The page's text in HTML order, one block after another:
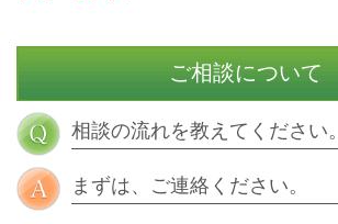
ご相談について
相談の流れを教えてください。
まずは、ご連絡ください。